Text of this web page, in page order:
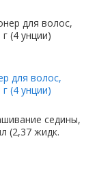
для волос,
(4 унции)